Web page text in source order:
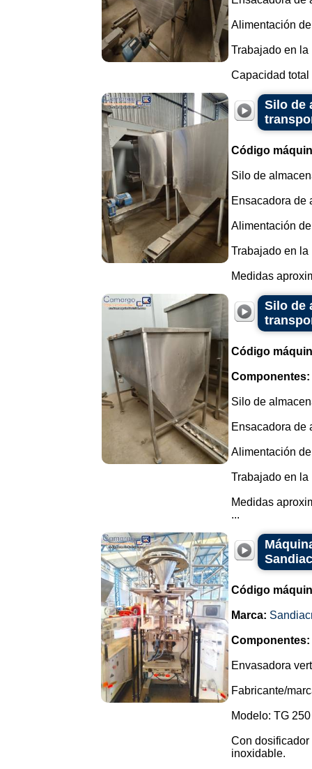
Alimentación
Trabajado en
Capacidad total
Silo de
Código
Silo de
Ensacadora de
Alimentación
Trabajado en
Medidas
Silo de
Código
Componentes:
Silo de
Ensacadora de
Alimentación
Trabajado en
Medidas
...
Código
Marca:
Componentes:
Envasadora
Fabricante/
Modelo: TG
Con
inoxidable.